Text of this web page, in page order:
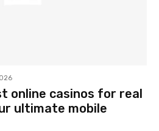
online casinos for real
ultimate mobile